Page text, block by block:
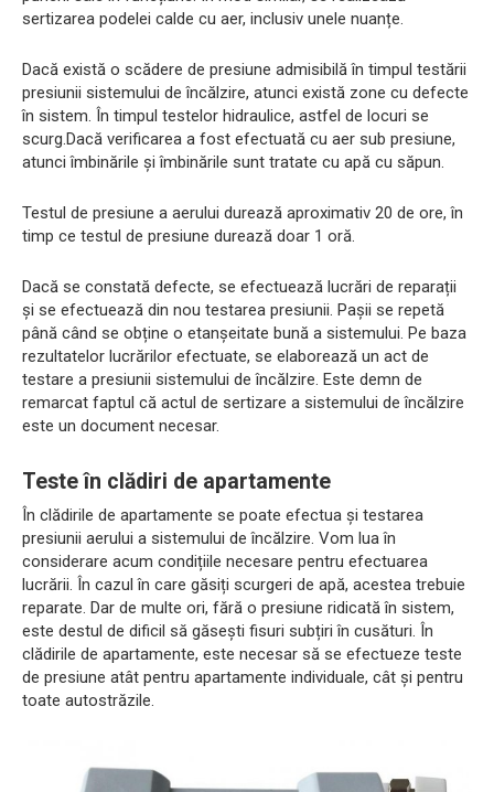
sertizarea podelei calde cu aer, inclusiv unele nuanțe.
Dacă există o scădere de presiune admisibilă în timpul testării
presiunii sistemului de încălzire, atunci există zone cu defecte
în sistem. În timpul testelor hidraulice, astfel de locuri se
scurg.Dacă verificarea a fost efectuată cu aer sub presiune,
atunci îmbinările și îmbinările sunt tratate cu apă cu săpun.
Testul de presiune a aerului durează aproximativ 20 de ore, în
timp ce testul de presiune durează doar 1 oră.
Dacă se constată defecte, se efectuează lucrări de reparații
și se efectuează din nou testarea presiunii. Pașii se repetă
până când se obține o etanșeitate bună a sistemului. Pe baza
rezultatelor lucrărilor efectuate, se elaborează un act de
testare a presiunii sistemului de încălzire. Este demn de
remarcat faptul că actul de sertizare a sistemului de încălzire
este un document necesar.
Teste în clădiri de apartamente
În clădirile de apartamente se poate efectua și testarea
presiunii aerului a sistemului de încălzire. Vom lua în
considerare acum condițiile necesare pentru efectuarea
lucrării. În cazul în care găsiți scurgeri de apă, acestea trebuie
reparate. Dar de multe ori, fără o presiune ridicată în sistem,
este destul de dificil să găsești fisuri subțiri în cusături. În
clădirile de apartamente, este necesar să se efectueze teste
de presiune atât pentru apartamente individuale, cât și pentru
toate autostrăzile.